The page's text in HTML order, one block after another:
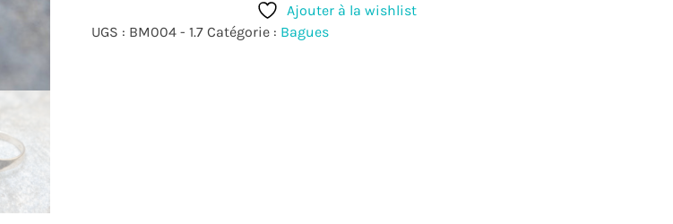
Ajouter à la wishlist
UGS : BM004 - 1.7 Catégorie : Bagues